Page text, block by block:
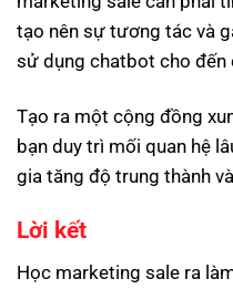
tạo nên sự tương tác và
sử dụng chatbot cho đến
Tạo ra một cộng đồng
bạn duy trì mối quan hệ
gia tăng độ trung thành
Lời kết
Học marketing sale ra